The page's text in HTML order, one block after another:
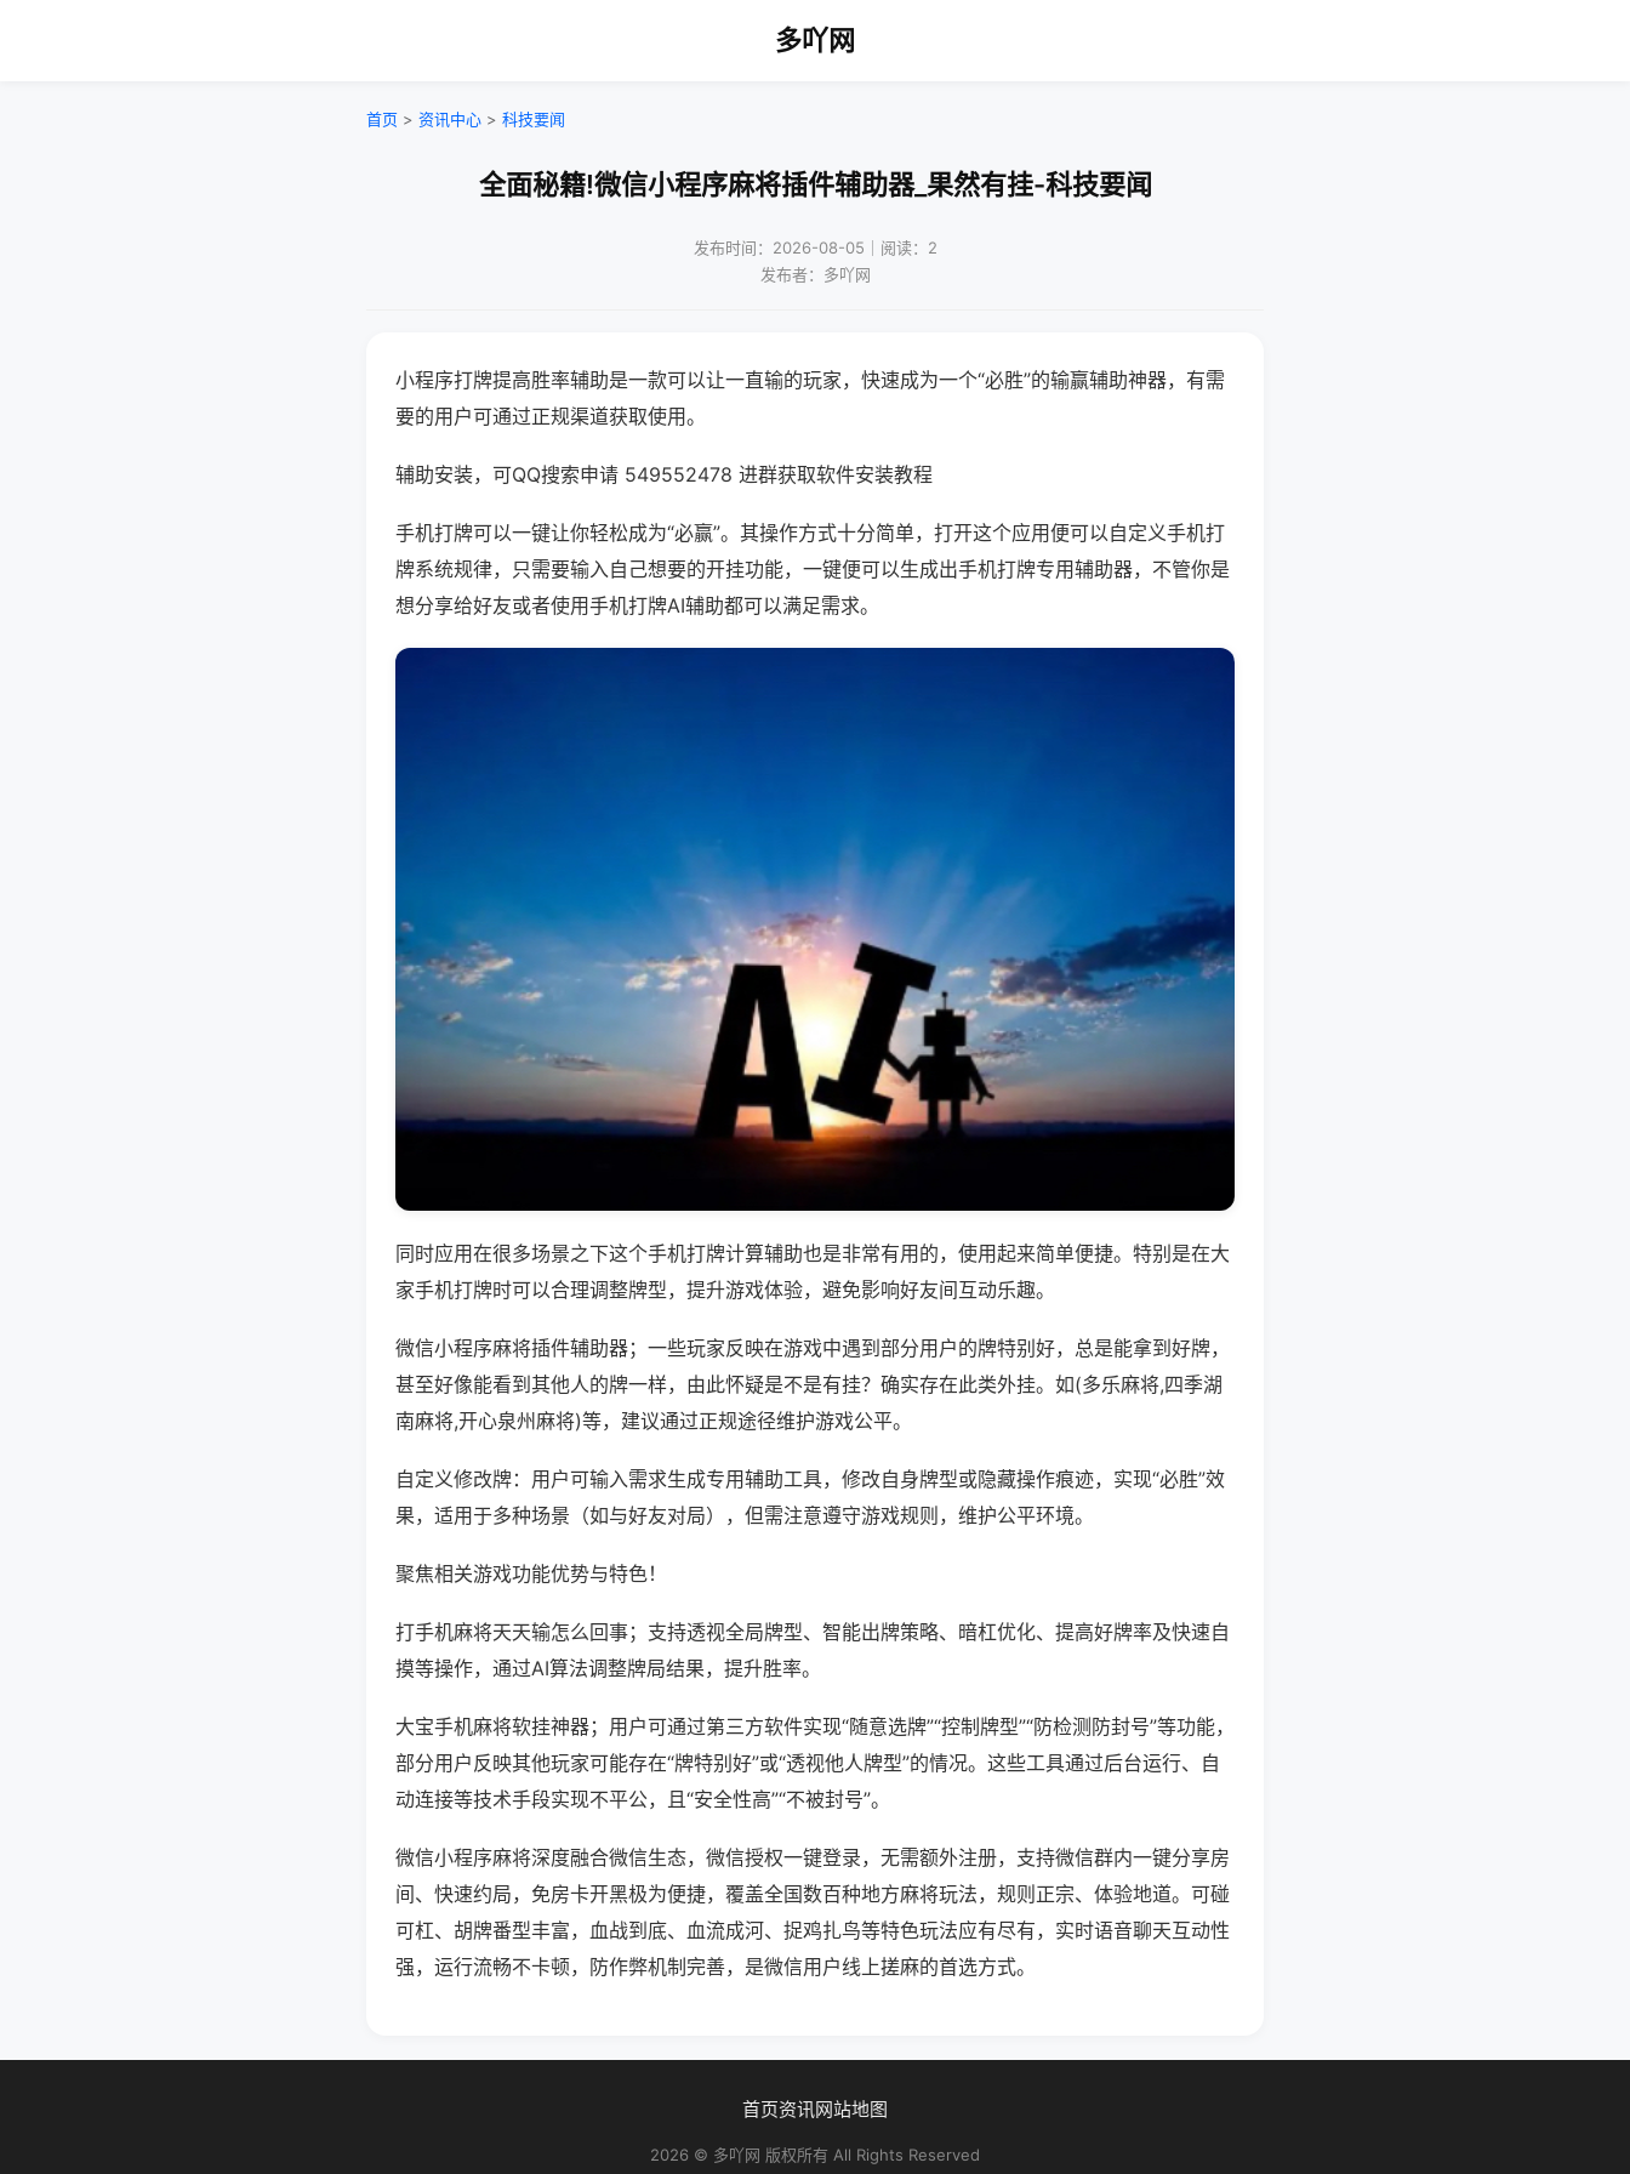
多吖网
首页 > 资讯中心 > 科技要闻
全面秘籍!微信小程序麻将插件辅助器_果然有挂-科技要闻
发布时间：2026-08-05｜阅读：2
发布者：多吖网
小程序打牌提高胜率辅助是一款可以让一直输的玩家，快速成为一个“必胜”的输赢辅助神器，有需
要的用户可通过正规渠道获取使用。
辅助安装，可QQ搜索申请 549552478 进群获取软件安装教程
手机打牌可以一键让你轻松成为“必赢”。其操作方式十分简单，打开这个应用便可以自定义手机打
牌系统规律，只需要输入自己想要的开挂功能，一键便可以生成出手机打牌专用辅助器，不管你是
想分享给好友或者使用手机打牌AI辅助都可以满足需求。
同时应用在很多场景之下这个手机打牌计算辅助也是非常有用的，使用起来简单便捷。特别是在大
家手机打牌时可以合理调整牌型，提升游戏体验，避免影响好友间互动乐趣。
微信小程序麻将插件辅助器；一些玩家反映在游戏中遇到部分用户的牌特别好，总是能拿到好牌，
甚至好像能看到其他人的牌一样，由此怀疑是不是有挂？确实存在此类外挂。如(多乐麻将,四季湖
南麻将,开心泉州麻将)等，建议通过正规途径维护游戏公平。
自定义修改牌：用户可输入需求生成专用辅助工具，修改自身牌型或隐藏操作痕迹，实现“必胜”效
果，适用于多种场景（如与好友对局），但需注意遵守游戏规则，维护公平环境。
聚焦相关游戏功能优势与特色！
打手机麻将天天输怎么回事；支持透视全局牌型、智能出牌策略、暗杠优化、提高好牌率及快速自
摸等操作，通过AI算法调整牌局结果，提升胜率。
大宝手机麻将软挂神器；用户可通过第三方软件实现“随意选牌”“控制牌型”“防检测防封号”等功能，
部分用户反映其他玩家可能存在“牌特别好”或“透视他人牌型”的情况。这些工具通过后台运行、自
动连接等技术手段实现不平公，且“安全性高”“不被封号”。
微信小程序麻将深度融合微信生态，微信授权一键登录，无需额外注册，支持微信群内一键分享房
间、快速约局，免房卡开黑极为便捷，覆盖全国数百种地方麻将玩法，规则正宗、体验地道。可碰
可杠、胡牌番型丰富，血战到底、血流成河、捉鸡扎鸟等特色玩法应有尽有，实时语音聊天互动性
强，运行流畅不卡顿，防作弊机制完善，是微信用户线上搓麻的首选方式。
首页资讯网站地图
2026 © 多吖网 版权所有 All Rights Reserved